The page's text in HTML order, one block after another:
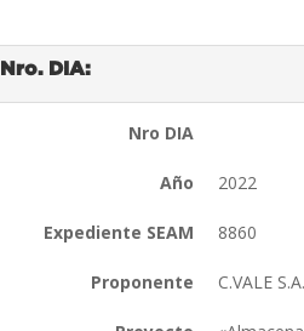
Nro. DIA:
Nro DIA
Año 2022
Expediente SEAM 8860
Proponente C.VALE